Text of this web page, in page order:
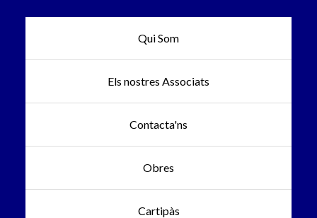
Qui Som
Els nostres Associats
Contacta'ns
Obres
Cartipàs